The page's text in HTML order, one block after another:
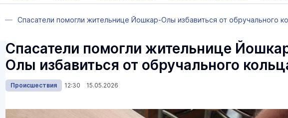
Спасатели помогли жительнице Йошкар-Олы избавиться от обручального
Спасатели помогли жительнице
Олы избавиться от обручального
Происшествия 12:30 15.05.2026